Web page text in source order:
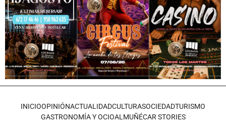
INICIOOPINIÓNACTUALIDADCULTURASOCIEDADTURISMO
GASTRONOMÍA Y OCIOALMUÑÉCAR STORIES